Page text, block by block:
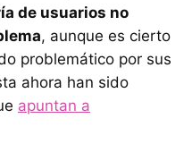
de usuarios no
, aunque es cierto
problemático por sus
ahora han sido
apuntan a